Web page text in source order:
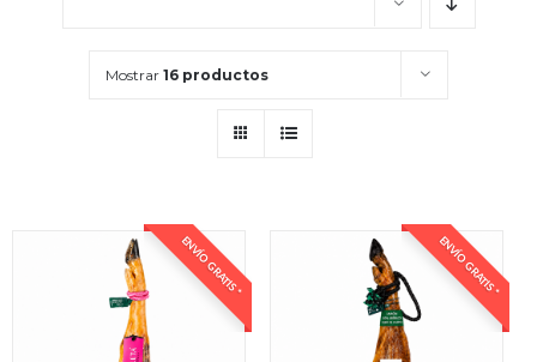
Mostrar 16 productos
ENVÍO GRATIS * ENVÍO GRATIS *